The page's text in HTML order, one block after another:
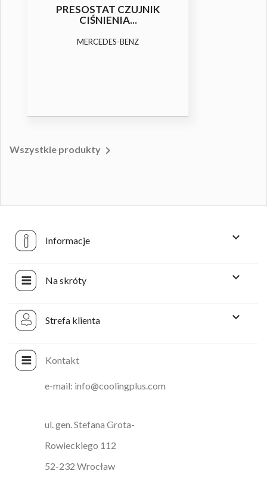
PRESOSTAT CZUJNIK
CIŚNIENIA...
MERCEDES-BENZ
Wszystkie produkty 
Informacje 
Na skróty 
Strefa klienta 
Kontakt
e-mail: info@coolingplus.com
ul. gen. Stefana Grota-
Rowieckiego 112
52-232 Wrocław